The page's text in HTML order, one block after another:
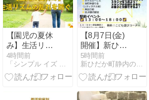
【園児の夏休
み】生活リズ
ムの乱れを防
ぐ！｜ヒント
と家庭ででき
4時間前
「シンプル イズ ベスト」を役立つ情報をご紹介します！
【8月7日(金)
開催】新ひだ
か七夕祭りの
ご案内！子ど
も遊びコーナ
開催されます
5時間前
新ひだか町静内のヘアーサロンニギシ ２代目店主のつぶやき